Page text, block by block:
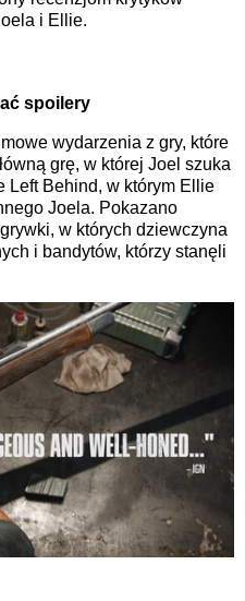
i Ellie.
spoilery
wydarzenia z gry, które
grę, w której Joel szuka
Left Behind, w którym Ellie
Joela. Pokazano
w których dziewczyna
i bandytów, którzy stanęli